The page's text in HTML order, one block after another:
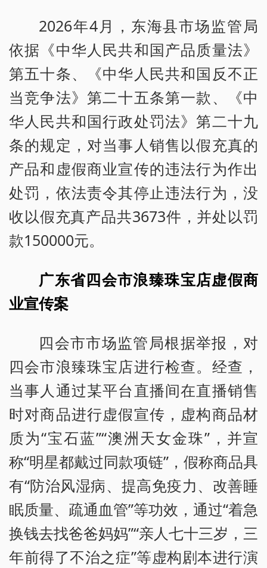
2026年4月，东海县市场监管局
依据《中华人民共和国产品质量法》
第五十条、《中华人民共和国反不正
当竞争法》第二十五条第一款、《中
华人民共和国行政处罚法》第二十九
条的规定，对当事人销售以假充真的
产品和虚假商业宣传的违法行为作出
处罚，依法责令其停止违法行为，没
收以假充真产品共3673件，并处以罚
款150000元。
广东省四会市浪臻珠宝店虚假商
业宣传案
四会市市场监管局根据举报，对
四会市浪臻珠宝店进行检查。经查，
当事人通过某平台直播间在直播销售
时对商品进行虚假宣传，虚构商品材
质为“宝石蓝”“澳洲天女金珠”，并宣
称“明星都戴过同款项链”，假称商品具
有“防治风湿病、提高免疫力、改善睡
眠质量、疏通血管”等功效，通过“着急
换钱去找爸爸妈妈”“亲人七十三岁，三
年前得了不治之症”等虚构剧本进行演